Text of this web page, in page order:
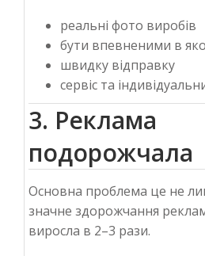
реальні фото виробів
бути впевненими в
швидку відправку
сервіс та
3. Реклама
подорожчала
Основна проблема це не
значне здорожчання
виросла в 2–3 рази.